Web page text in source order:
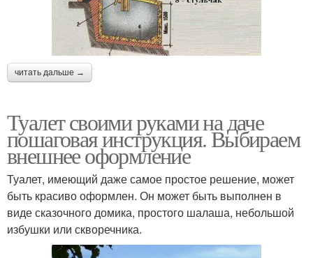
читать дальше →
Туалет своими руками на даче
пошаговая инструкция. Выбираем
внешнее оформление
Туалет, имеющий даже самое простое решение, может
быть красиво оформлен. Он может быть выполнен в
виде сказочного домика, простого шалаша, небольшой
избушки или скворечника.